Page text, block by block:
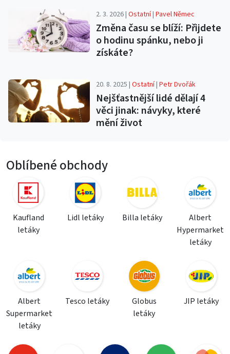
2. 3. 2026 |Ostatní|Pavel Němec
Změna času se blíží: Přijdete
o hodinu spánku, nebo ji
získáte?
20. 8. 2025 |Ostatní|Petr Dvořák
Nejšťastnější lidé dělají 4
věci jinak: návyky, které
mění život
Oblíbené obchody
Kaufland
letáky
Lidl letáky Billa letáky
Albert
Hypermarket
letáky
Albert
Supermarket
letáky
Tesco letáky
Globus
letáky
JIP letáky